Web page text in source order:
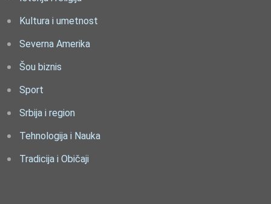
Kultura i umetnost
Severna Amerika
Šou biznis
Sport
Srbija i region
Tehnologija i Nauka
Tradicija i Običaji